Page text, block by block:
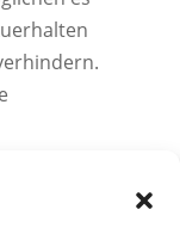
dieser